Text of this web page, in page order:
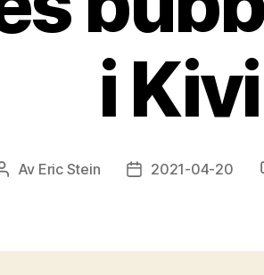
i
Inläggsförfattare
Av Eric Stein Inläggsdatum
2021-04-20